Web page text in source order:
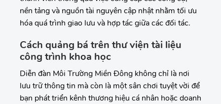
nền tảng và nguồn tài nguyên cập nhật nhằm tối ưu
hóa quá trình giao lưu và hợp tác giữa các đối tác.
Cách quảng bá trên thư viện tài liệu
công trình khoa học
Diễn đàn Môi Trường Miền Đông không chỉ là nơi
lưu trữ thông tin mà còn là một sân chơi tuyệt vời để
bạn phát triển kênh thương hiệu cá nhân hoặc doanh